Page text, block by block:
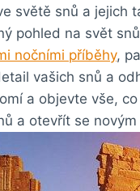
světě snů a jejich
pohled na svět
nočními příběhy,
vašich snů a
a objevte vše,
a otevřít se